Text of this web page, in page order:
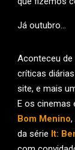
Já outubro…
Aconteceu
críticas
site, e mais
E os cinemas
Bom Menino,
da série It: